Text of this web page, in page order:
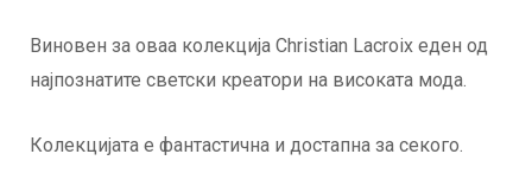
Виновен за оваа колекција Christian Lacroix еден од
најпознатите светски креатори на високата мода.
Колекцијата е фантастична и достапна за секого.